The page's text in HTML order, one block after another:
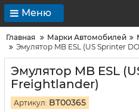
Меню
Главная Марки Автомобилей
Эмулятор MB ESL (US Sprinter
Эмулятор MB ESL
Freightlander)
Артикул: BT00365